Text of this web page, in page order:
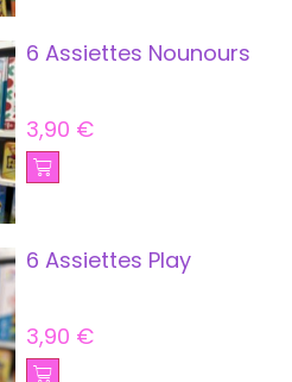
6 Assiettes Nounours
3,90 €
6 Assiettes Play
3,90 €